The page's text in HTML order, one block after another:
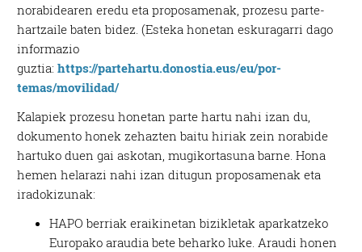
norabidearen eredu eta proposamenak, prozesu parte-
hartzaile baten bidez. (Esteka honetan eskuragarri dago
informazio
guztia:https://partehartu.donostia.eus/eu/por-
temas/movilidad/
Kalapiek prozesu honetan parte hartu nahi izan du,
dokumento honek zehazten baitu hiriak zein norabide
hartuko duen gai askotan, mugikortasuna barne. Hona
hemen helarazi nahi izan ditugun proposamenak eta
iradokizunak:
HAPO berriak eraikinetan bizikletak aparkatzeko
Europako araudia bete beharko luke. Araudi honen